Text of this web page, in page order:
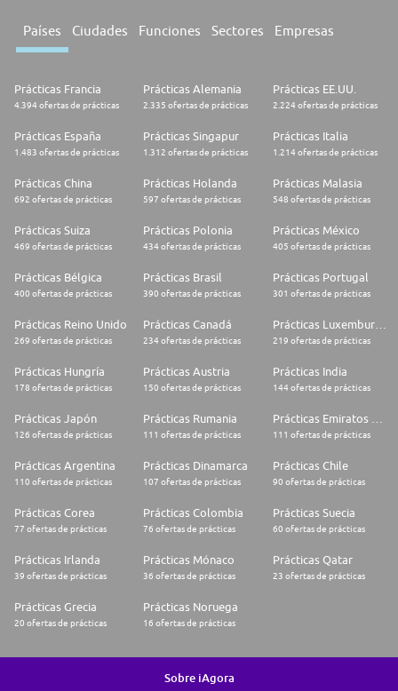
Países Ciudades Funciones Sectores Empresas
Prácticas Francia
4.394 ofertas de prácticas
Prácticas Alemania
2.335 ofertas de prácticas
Prácticas EE.UU.
2.224 ofertas de prácticas
Prácticas España
1.483 ofertas de prácticas
Prácticas Singapur
1.312 ofertas de prácticas
Prácticas Italia
1.214 ofertas de prácticas
Prácticas China
692 ofertas de prácticas
Prácticas Holanda
597 ofertas de prácticas
Prácticas Malasia
548 ofertas de prácticas
Prácticas Suiza
469 ofertas de prácticas
Prácticas Polonia
434 ofertas de prácticas
Prácticas México
405 ofertas de prácticas
Prácticas Bélgica
400 ofertas de prácticas
Prácticas Brasil
390 ofertas de prácticas
Prácticas Portugal
301 ofertas de prácticas
Prácticas Reino Unido
269 ofertas de prácticas
Prácticas Canadá
234 ofertas de prácticas
Prácticas Luxemburgo
219 ofertas de prácticas
Prácticas Hungría
178 ofertas de prácticas
Prácticas Austria
150 ofertas de prácticas
Prácticas India
144 ofertas de prácticas
Prácticas Japón
126 ofertas de prácticas
Prácticas Rumania
111 ofertas de prácticas 111 ofertas de prácticas
Prácticas Argentina
110 ofertas de prácticas
Prácticas Dinamarca
107 ofertas de prácticas
Prácticas Chile
90 ofertas de prácticas
Prácticas Corea
77 ofertas de prácticas
Prácticas Colombia
76 ofertas de prácticas
Prácticas Suecia
60 ofertas de prácticas
Prácticas Irlanda
39 ofertas de prácticas
Prácticas Mónaco
36 ofertas de prácticas
Prácticas Qatar
23 ofertas de prácticas
Prácticas Grecia
20 ofertas de prácticas
Prácticas Noruega
16 ofertas de prácticas
Sobre iAgora